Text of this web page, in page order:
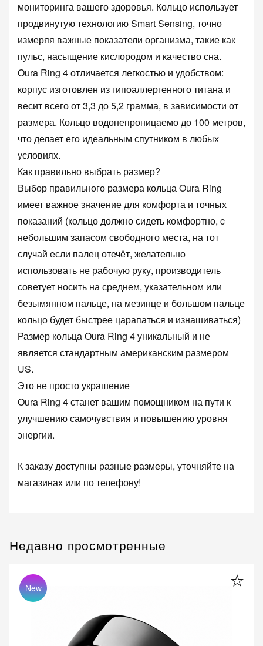
мониторинга вашего здоровья. Кольцо использует
продвинутую технологию Smart Sensing, точно
измеряя важные показатели организма, такие как
пульс, насыщение кислородом и качество сна.
Oura Ring 4 отличается легкостью и удобством:
корпус изготовлен из гипоаллергенного титана и
весит всего от 3,3 до 5,2 грамма, в зависимости от
размера. Кольцо водонепроницаемо до 100 метров,
что делает его идеальным спутником в любых
условиях.
Как правильно выбрать размер?
Выбор правильного размера кольца Oura Ring
имеет важное значение для комфорта и точных
показаний (кольцо должно сидеть комфортно, c
небольшим запасом свободного места, на тот
случай если палец отечёт, желательно
использовать не рабочую руку, производитель
советует носить на среднем, указательном или
безымянном пальце, на мезинце и большом пальце
кольцо будет быстрее царапаться и изнашиваться)
Размер кольца Oura Ring 4 уникальный и не
является стандартным американским размером
US.
Это не просто украшение
Oura Ring 4 станет вашим помощником на пути к
улучшению самочувствия и повышению уровня
энергии.
К заказу доступны разные размеры, уточняйте на
магазинах или по телефону!
Недавно просмотренные
New